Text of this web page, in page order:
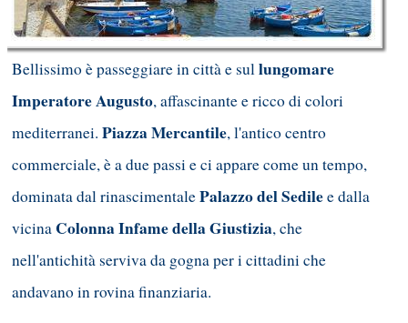
Bellissimo è passeggiare in città e sullungomare
Imperatore Augusto, affascinante e ricco di colori
mediterranei. Piazza Mercantile, l'antico centro
commerciale, è a due passi e ci appare come un tempo,
dominata dal rinascimentalePalazzo del Sedilee dalla
vicina Colonna Infame della Giustizia, che
nell'antichità serviva da gogna per i cittadini che
andavano in rovina finanziaria.